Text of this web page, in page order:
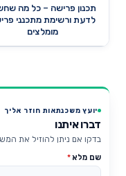
תכנון פרישה – כל מה
לדעת ורשימת מתכנני
מומלצים
יועץ משכנתאות חוזר אליך
דברו איתנו
בדקו אם ניתן להוזיל את
שם מלא*